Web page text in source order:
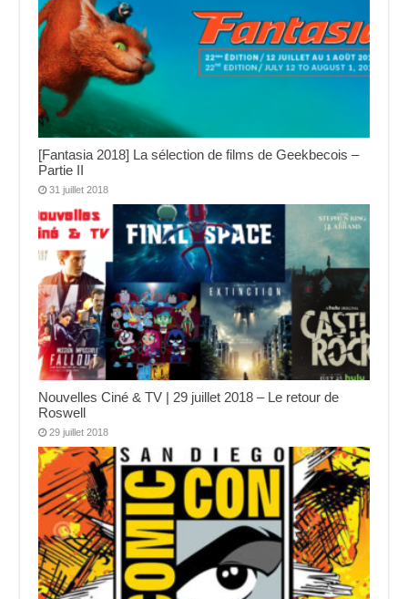
[Fantasia 2018] La sélection de films de Geekbecois –
Partie II
31 juillet 2018
Nouvelles Ciné & TV | 29 juillet 2018 – Le retour de
Roswell
29 juillet 2018